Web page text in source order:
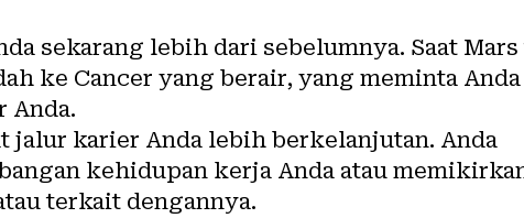
sekarang lebih dari sebelumnya. Saat
ke Cancer yang berair, yang meminta
Anda.
jalur karier Anda lebih berkelanjutan. Anda
kehidupan kerja Anda atau
terkait dengannya.